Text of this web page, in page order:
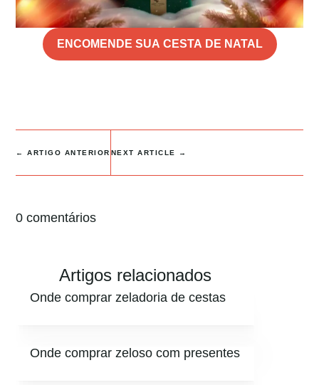
ENCOMENDE SUA CESTA DE NATAL
←ARTIGO ANTERIOR NEXT ARTICLE →
0 comentários
Artigos relacionados
Onde comprar zeladoria de cestas
Onde comprar zeloso com presentes